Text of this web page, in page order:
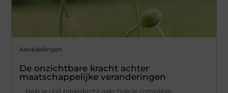
Aanbiedingen
De onzichtbare kracht achter
maatschappelijke veranderingen
Heb je ooit nagedacht over hoe je complexe